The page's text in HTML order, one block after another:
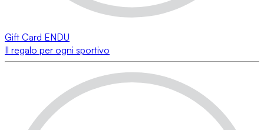
Gift Card ENDU
Il regalo per ogni sportivo